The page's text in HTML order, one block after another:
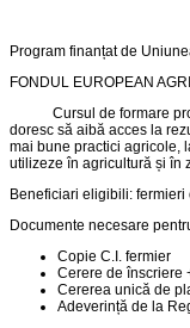
Program finanțat de
FONDUL EUROPEAN
Cursul de formare
doresc să aibă acces la
mai bune practici agricole,
utilizeze în agricultură și în
Beneficiari eligibili:
Documente necesare
Copie C.I. fermier
Cerere de înscriere
Cererea unică de
Adeverință de la